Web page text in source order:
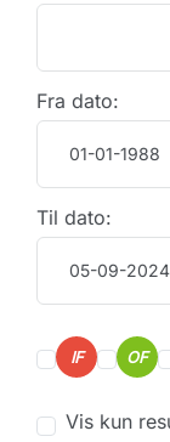
Fra dato:
Til dato:
IF OF
Vis kun